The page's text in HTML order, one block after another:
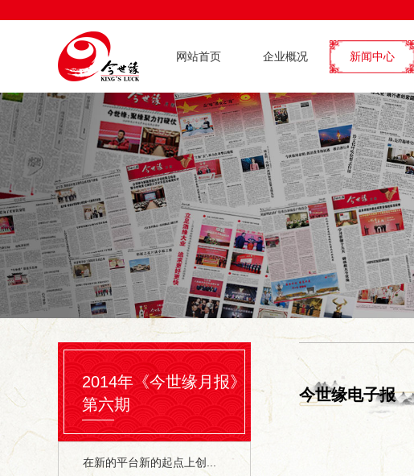
网站首页 企业概况 新闻中心
2014年《今世缘月报》
第六期
在新的平台新的起点上创...
今世缘电子报